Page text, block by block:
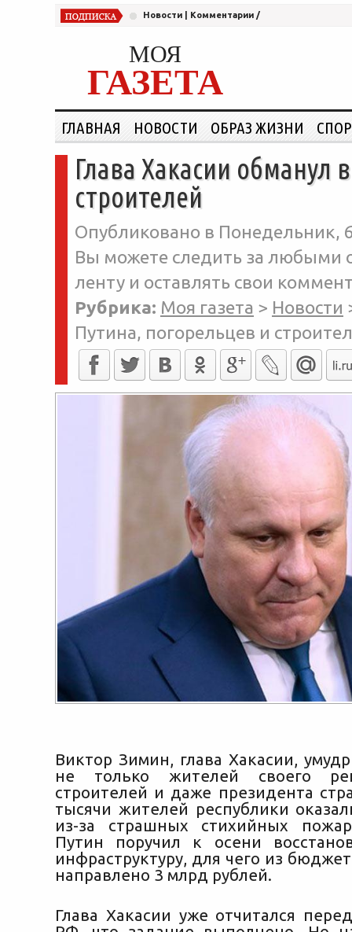
Новости Комментарии /
МОЯ
ГАЗЕТА
ГЛАВНАЯ НОВОСТИ ОБРАЗ ЖИЗНИ
Глава Хакасии обманул
строителей
Опубликовано в Понедельник,
Вы можете следить за любыми
ленту и оставлять свои
Рубрика: Моя газета > Новости
Путина, погорельцев и
Виктор Зимин, глава Хакасии,
не только жителей своего
строителей и даже президента
тысячи жителей республики
из-за страшных стихийных
Путин поручил к осени
инфраструктуру, для чего из
направлено 3 млрд рублей.
Глава Хакасии уже отчитался